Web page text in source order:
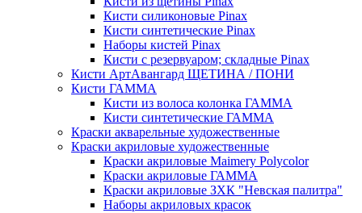
Кисти силиконовые Pinax
Кисти синтетические Pinax
Наборы кистей Pinax
Кисти с резервуаром; складные Pinax
Кисти АртАвангард ЩЕТИНА / ПОНИ
Кисти ГАММА
Кисти из волоса колонка ГАММА
Кисти синтетические ГАММА
Краски акварельные художественные
Краски акриловые художественные
Краски акриловые Maimery Polycolor
Краски акриловые ГАММА
Краски акриловые ЗХК "Невская палитра"
Наборы акриловых красок